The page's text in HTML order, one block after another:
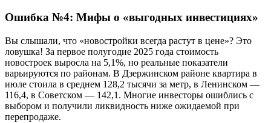
Ошибка №4: Мифы о «выгодных инвестициях»
Вы слышали, что «новостройки всегда растут в цене»? Это
ловушка! За первое полугодие 2025 года стоимость
новостроек выросла на 5,1%, но реальные показатели
варьируются по районам. В Дзержинском районе квартира в
июле стоила в среднем 128,2 тысячи за метр, в Ленинском —
116,4, в Советском — 142,1. Многие инвесторы ошиблись с
выбором и получили ликвидность ниже ожидаемой при
перепродаже.